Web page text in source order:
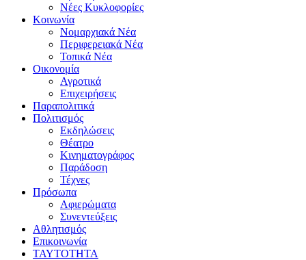
Νέες Κυκλοφορίες
Κοινωνία
Νομαρχιακά Νέα
Περιφερειακά Νέα
Τοπικά Νέα
Οικονομία
Αγροτικά
Επιχειρήσεις
Παραπολιτικά
Πολιτισμός
Εκδηλώσεις
Θέατρο
Κινηματογράφος
Παράδοση
Τέχνες
Πρόσωπα
Αφιερώματα
Συνεντεύξεις
Αθλητισμός
Επικοινωνία
ΤΑΥΤΟΤΗΤΑ